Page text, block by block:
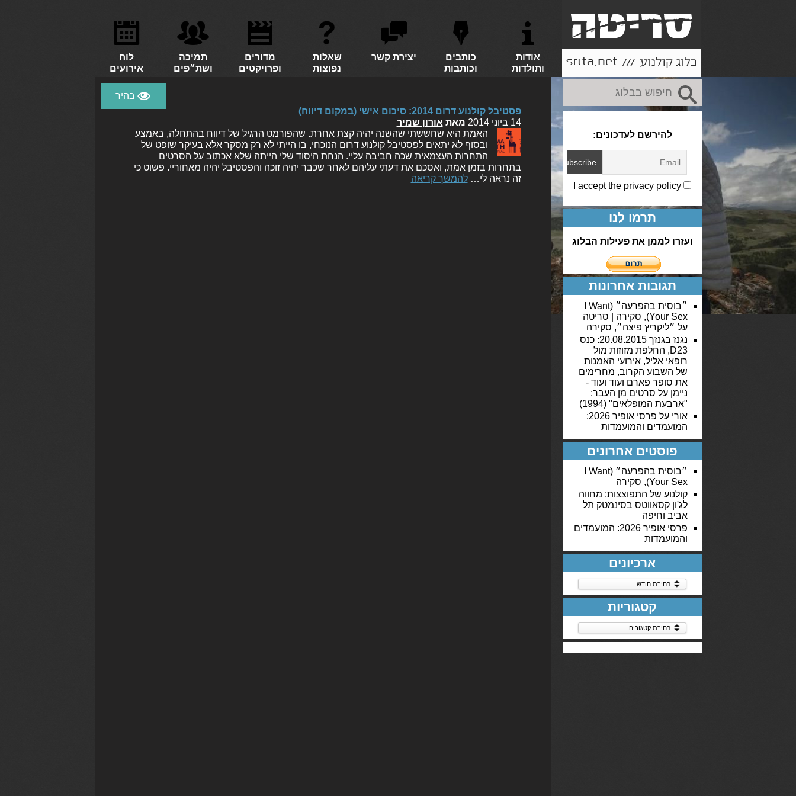
אודות
ותולדות
כותבים
וכותבות
יצירת קשר
שאלות
נפוצות
מדורים
ופרויקטים
תמיכה
ושת״פים
לוח
אירועים
להירשם לעדכונים:
תרמו לנו
ועזרו לממן את פעילות הבלוג
תגובות אחרונות
״בוסית בהפרעה״ (I Want
Your Sex), סקירה | סריטה
על ״ליקריץ פיצה״, סקירה
נגנז בגנזך 20.08.2015: כנס
D23, החלפת מזוזות מול
רופאי אליל, אירועי האמנות
של השבוע הקרוב, מחרימים
את סופר פארם ועוד ועוד -
ניימן על סרטים מן העבר:
"ארבעת המופלאים" (1994)
אורי על
פרסי אופיר 2026:
המועמדים והמועמדות
פוסטים אחרונים
״בוסית בהפרעה״ (I Want
Your Sex), סקירה
קולנוע של התפוצצות: מחווה
לג'ון קסאווטס בסינמטק תל
אביב וחיפה
פרסי אופיר 2026: המועמדים
והמועמדות
ארכיונים
ארכיונים
קטגוריות
קטגוריות
פסטיבל קולנוע דרום 2014: סיכום אישי (במקום דיווח)
14 ביוני 2014
מאת אורון שמיר
האמת היא שחששתי שהשנה יהיה קצת אחרת. שהפורמט הרגיל של דיווח בהתחלה, באמצע
ובסוף לא יתאים לפסטיבל קולנוע דרום הנוכחי, בו הייתי לא רק מסקר אלא בעיקר שופט של
התחרות העצמאית שכה חביבה עליי. הנחת היסוד שלי הייתה שלא אכתוב על הסרטים
בתחרות בזמן אמת, ואסכם את דעתי עליהם לאחר שכבר יהיה זוכה והפסטיבל יהיה מאחוריי. פשוט כי
זה נראה לי…להמשך קריאה